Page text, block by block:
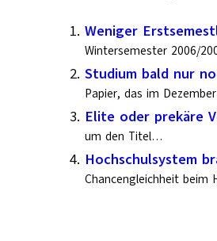
Weniger
Wintersemester 2006/
Studium bald nur
Papier, das im
Elite oder prekäre
um den Titel…
Hochschulsystem
Chancengleichheit beim